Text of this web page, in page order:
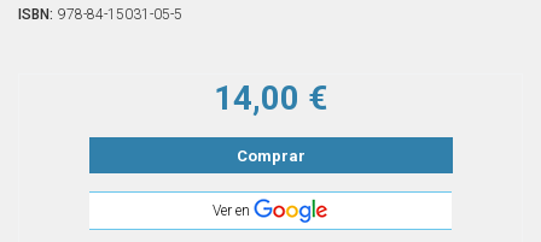
ISBN: 978-84-15031-05-5
14,00 €
Comprar
Ver en